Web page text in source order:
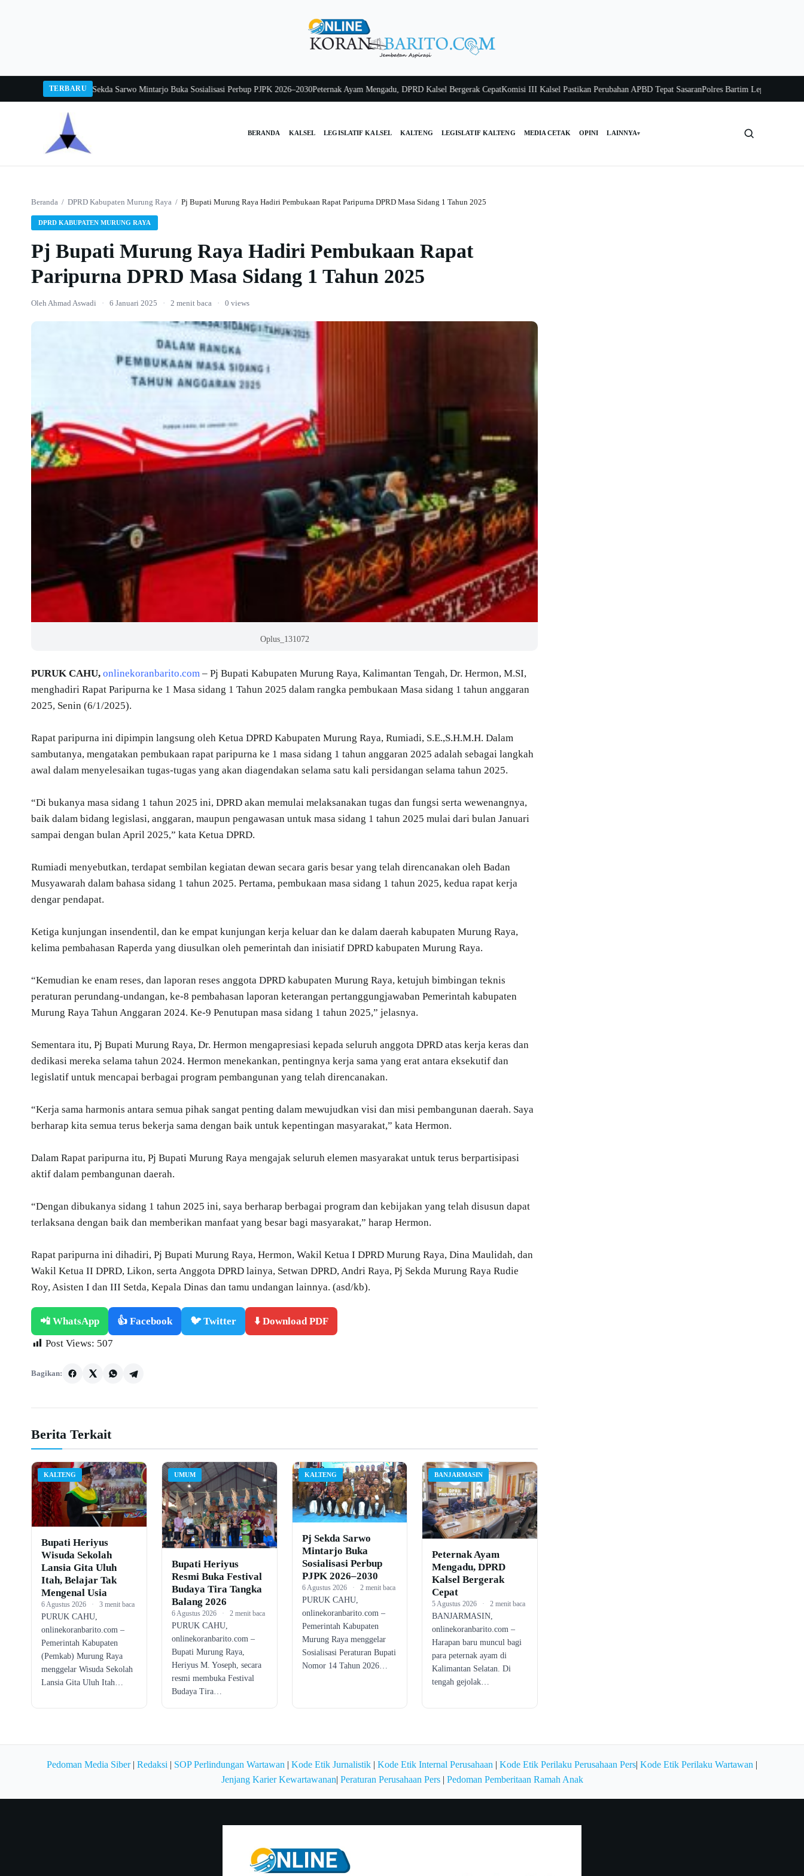
TERBARU
Balang 2026Pj Sekda Sarwo Mintarjo Buka Sosialisasi Perbup PJPK 2026–2030Peternak Ayam Mengadu, DPRD Kalsel Bergerak CepatKomisi III Kalsel Pastikan Perubahan APBD Tepat SasaranPolres Bartim Lepas Bakti Sosial
BERANDA KALSEL LEGISLATIF KALSEL KALTENG LEGISLATIF KALTENG MEDIA CETAK OPINI LAINNYA▾
Beranda / DPRD Kabupaten Murung Raya / Pj Bupati Murung Raya Hadiri Pembukaan Rapat Paripurna DPRD Masa Sidang 1 Tahun 2025
DPRD KABUPATEN MURUNG RAYA
Pj Bupati Murung Raya Hadiri Pembukaan Rapat
Paripurna DPRD Masa Sidang 1 Tahun 2025
Oleh Ahmad Aswadi · 6 Januari 2025 · 2 menit baca · 0 views
Oplus_131072
PURUK CAHU, onlinekoranbarito.com – Pj Bupati Kabupaten Murung Raya, Kalimantan Tengah, Dr. Hermon, M.SI,
menghadiri Rapat Paripurna ke 1 Masa sidang 1 Tahun 2025 dalam rangka pembukaan Masa sidang 1 tahun anggaran
2025, Senin (6/1/2025).
Rapat paripurna ini dipimpin langsung oleh Ketua DPRD Kabupaten Murung Raya, Rumiadi, S.E.,S.H.M.H. Dalam
sambutanya, mengatakan pembukaan rapat paripurna ke 1 masa sidang 1 tahun anggaran 2025 adalah sebagai langkah
awal dalam menyelesaikan tugas-tugas yang akan diagendakan selama satu kali persidangan selama tahun 2025.
“Di bukanya masa sidang 1 tahun 2025 ini, DPRD akan memulai melaksanakan tugas dan fungsi serta wewenangnya,
baik dalam bidang legislasi, anggaran, maupun pengawasan untuk masa sidang 1 tahun 2025 mulai dari bulan Januari
sampai dengan bulan April 2025,” kata Ketua DPRD.
Rumiadi menyebutkan, terdapat sembilan kegiatan dewan secara garis besar yang telah direncanakan oleh Badan
Musyawarah dalam bahasa sidang 1 tahun 2025. Pertama, pembukaan masa sidang 1 tahun 2025, kedua rapat kerja
dengar pendapat.
Ketiga kunjungan insendentil, dan ke empat kunjungan kerja keluar dan ke dalam daerah kabupaten Murung Raya,
kelima pembahasan Raperda yang diusulkan oleh pemerintah dan inisiatif DPRD kabupaten Murung Raya.
“Kemudian ke enam reses, dan laporan reses anggota DPRD kabupaten Murung Raya, ketujuh bimbingan teknis
peraturan perundang-undangan, ke-8 pembahasan laporan keterangan pertanggungjawaban Pemerintah kabupaten
Murung Raya Tahun Anggaran 2024. Ke-9 Penutupan masa sidang 1 tahun 2025,” jelasnya.
Sementara itu, Pj Bupati Murung Raya, Dr. Hermon mengapresiasi kepada seluruh anggota DPRD atas kerja keras dan
dedikasi mereka selama tahun 2024. Hermon menekankan, pentingnya kerja sama yang erat antara eksekutif dan
legislatif untuk mencapai berbagai program pembangunan yang telah direncanakan.
“Kerja sama harmonis antara semua pihak sangat penting dalam mewujudkan visi dan misi pembangunan daerah. Saya
berharap kita semua terus bekerja sama dengan baik untuk kepentingan masyarakat,” kata Hermon.
Dalam Rapat paripurna itu, Pj Bupati Murung Raya mengajak seluruh elemen masyarakat untuk terus berpartisipasi
aktif dalam pembangunan daerah.
“Dengan dibukanya sidang 1 tahun 2025 ini, saya berharap berbagai program dan kebijakan yang telah disusun dapat
terlaksana dengan baik dan memberikan manfaat yang besar bagi masyarakat,” harap Hermon.
Rapat paripurna ini dihadiri, Pj Bupati Murung Raya, Hermon, Wakil Ketua I DPRD Murung Raya, Dina Maulidah, dan
Wakil Ketua II DPRD, Likon, serta Anggota DPRD lainya, Setwan DPRD, Andri Raya, Pj Sekda Murung Raya Rudie
Roy, Asisten I dan III Setda, Kepala Dinas dan tamu undangan lainnya. (asd/kb).
📲 WhatsApp 👍 Facebook 🐦 Twitter
⬇️ Download PDF
Post Views: 507
Bagikan:
Berita Terkait
KALTENG
Bupati Heriyus
Wisuda Sekolah
Lansia Gita Uluh
Itah, Belajar Tak
Mengenal Usia
6 Agustus 2026 · 3 menit baca
PURUK CAHU,
onlinekoranbarito.com –
Pemerintah Kabupaten
(Pemkab) Murung Raya
menggelar Wisuda Sekolah
Lansia Gita Uluh Itah…
UMUM
Bupati Heriyus
Resmi Buka Festival
Budaya Tira Tangka
Balang 2026
6 Agustus 2026 · 2 menit baca
PURUK CAHU,
onlinekoranbarito.com –
Bupati Murung Raya,
Heriyus M. Yoseph, secara
resmi membuka Festival
Budaya Tira…
KALTENG
Pj Sekda Sarwo
Mintarjo Buka
Sosialisasi Perbup
PJPK 2026–2030
6 Agustus 2026 · 2 menit baca
PURUK CAHU,
onlinekoranbarito.com –
Pemerintah Kabupaten
Murung Raya menggelar
Sosialisasi Peraturan Bupati
Nomor 14 Tahun 2026…
BANJARMASIN
Peternak Ayam
Mengadu, DPRD
Kalsel Bergerak
Cepat
5 Agustus 2026 · 2 menit baca
BANJARMASIN,
onlinekoranbarito.com –
Harapan baru muncul bagi
para peternak ayam di
Kalimantan Selatan. Di
tengah gejolak…
Pedoman Media Siber| Redaksi | SOP Perlindungan Wartawan | Kode Etik Jurnalistik | Kode Etik Internal Perusahaan | Kode Etik Perilaku Perusahaan Pers| Kode Etik Perilaku Wartawan |
Jenjang Karier Kewartawanan| Peraturan Perusahaan Pers| Pedoman Pemberitaan Ramah Anak